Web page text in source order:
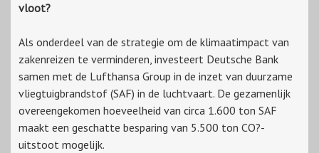
vloot?
Als onderdeel van de strategie om de klimaatimpact van
zakenreizen te verminderen, investeert Deutsche Bank
samen met de Lufthansa Group in de inzet van duurzame
vliegtuigbrandstof (SAF) in de luchtvaart. De gezamenlijk
overeengekomen hoeveelheid van circa 1.600 ton SAF
maakt een geschatte besparing van 5.500 ton CO?-
uitstoot mogelijk.